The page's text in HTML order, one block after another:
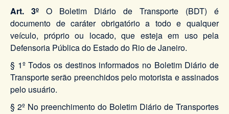
Art. 3º O Boletim Diário de Transporte (BDT) é
documento de caráter obrigatório a todo e qualquer
veículo, próprio ou locado, que esteja em uso pela
Defensoria Pública do Estado do Rio de Janeiro.
§ 1º Todos os destinos informados no Boletim Diário de
Transporte serão preenchidos pelo motorista e assinados
pelo usuário.
§ 2º No preenchimento do Boletim Diário de Transportes